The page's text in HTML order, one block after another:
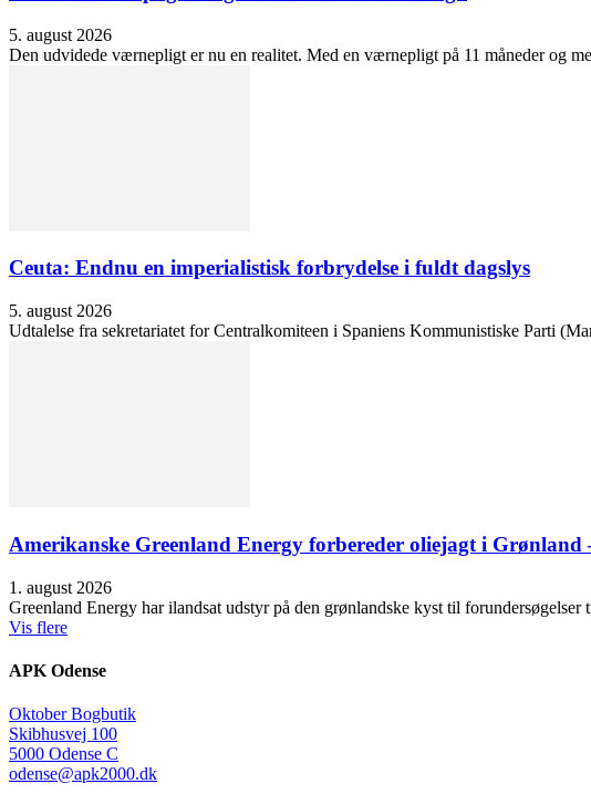
5. august 2026
Den udvidede værnepligt er nu en realitet. Med en værnepligt på 11 måneder og
Ceuta: Endnu en imperialistisk forbrydelse i fuldt dagslys
5. august 2026
Udtalelse fra sekretariatet for Centralkomiteen i Spaniens Kommunistiske Parti
Amerikanske Greenland Energy forbereder oliejagt i Grønland
1. august 2026
Greenland Energy har ilandsat udstyr på den grønlandske kyst til
Vis flere
APK Odense
Oktober Bogbutik
Skibhusvej 100
5000 Odense C
odense@apk2000.dk